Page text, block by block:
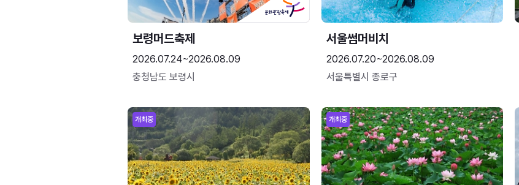
보령머드축제
2026.07.24~2026.08.09
충청남도 보령시
서울썸머비치
2026.07.20~2026.08.09
서울특별시 종로구
개최중 개최중